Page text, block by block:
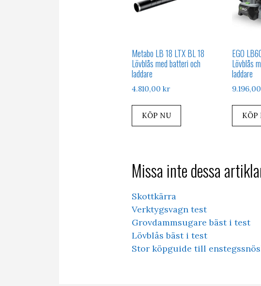
Metabo LB 18 LTX BL 18
Lövblås med batteri och
laddare
4.810,00 kr
KÖP NU
EGO
Lövblås
laddare
9.196,00
KÖP
Missa inte dessa
Skottkärra
Verktygsvagn test
Grovdammsugare bäst i test
Lövblås bäst i test
Stor köpguide till